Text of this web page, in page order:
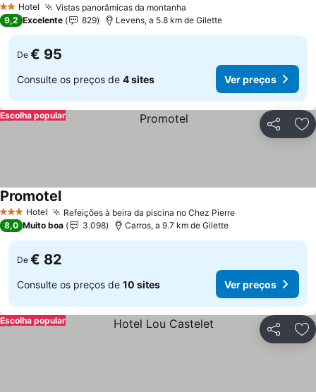
2 Estrelas
Hotel Vistas panorâmicas da montanha
9,2 Excelente 829 Levens, a 5.8 km de Gilette
De € 95
Consulte os preços de 4 sites Ver preços
Partilhar
Escolha popular
3 EstrelasHotel Refeições à beira da piscina no Chez PierreVer preços
PromotelVer preços
8,0 Muito boa 3.098 Carros, a 9.7 km de Gilette
De € 82
Consulte os preços de 10 sites Ver preços
Partilhar
Escolha popular